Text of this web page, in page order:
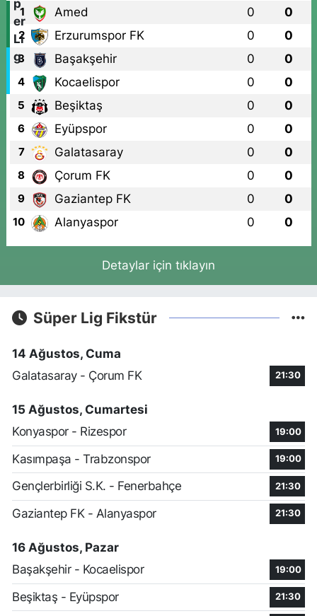
1 Amed 0 0
2 Erzurumspor FK 0 0
3 Başakşehir 0 0
4 Kocaelispor 0 0
5 Beşiktaş 0 0
6 Eyüpspor 0 0
7 Galatasaray 0 0
8 Çorum FK 0 0
9 Gaziantep FK 0 0
10 Alanyaspor 0 0
Detaylar için tıklayın
Süper Lig Fikstür
14 Ağustos, Cuma
Galatasaray - Çorum FK
21:30
15 Ağustos, Cumartesi
Konyaspor - Rizespor
19:00
Kasımpaşa - Trabzonspor 19:00
Gençlerbirliği S.K. - Fenerbahçe 21:30
Gaziantep FK - Alanyaspor 21:30
16 Ağustos, Pazar
Başakşehir - Kocaelispor
19:00
Beşiktaş - Eyüpspor 21:30